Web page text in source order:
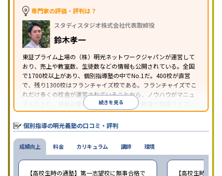
特徴
中高一貫校生に対応
の振替可能
を利用オンライン対応1科目から受講可能
習のみの受講可
り
※2023年3月調査。小学校高学年の個別指導塾アンケート調査方法を参
専門家の評価・評判は？
スタディスタジオ株式会社代表取締役
鈴木孝一
東証プライム上場の（株）明光ネットワークジャパンが運営して
おり、売上や教室数、生徒数などの情報も公開されている。全国
で1700校以上があり、個別指導塾の中でNo.1だ。400校が直営
で、残り1300校はフランチャイズ校である。フランチャイズでこ
れだけ多くの校舎が運営されていることから、ノウハウがマニュ
アル化され、特定の優秀な人材に依存しない教育が実現できてい
ることが推測される。
続きを見る
個別指導の明光義塾の口コミ・評判
成績向上
【高校生時の通塾】第一志望校に無事合格で
【高校生時の通
料金 カリキュラム 講師 環境